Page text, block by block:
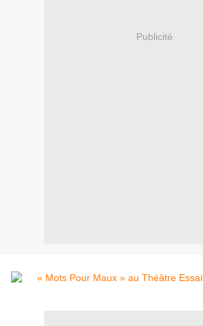
Publicité